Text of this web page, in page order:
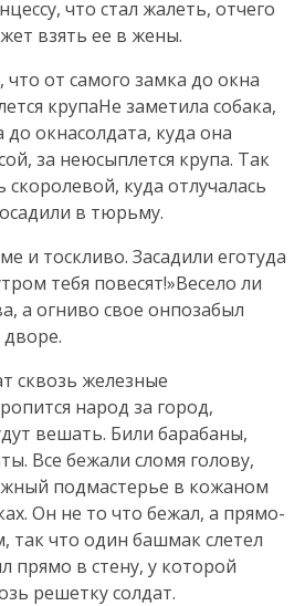
что стал жалеть, отчего
взять ее в жены.
что от самого замка до окна
крупаНе заметила собака,
до окнасолдата, куда она
за неюсыплется крупа. Так
скоролевой, куда отлучалась
в тюрьму.
и тоскливо. Засадили еготуда
тебя повесят!»Весело ли
а огниво свое онпозабыл
сквозь железные
народ за город,
вешать. Били барабаны,
Все бежали сломя голову,
подмастерье в кожаном
Он не то что бежал, а прямо-
так что один башмак слетел
прямо в стену, у которой
решетку солдат.